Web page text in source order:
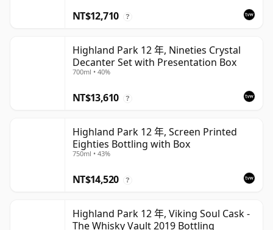
NT$12,710 ?
Highland Park 12 年, Nineties Crystal
Decanter Set with Presentation Box
700ml • 40%
NT$13,610 ?
Highland Park 12 年, Screen Printed
Eighties Bottling with Box
750ml • 43%
NT$14,520 ?
Highland Park 12 年, Viking Soul Cask -
The Whisky Vault 2019 Bottling